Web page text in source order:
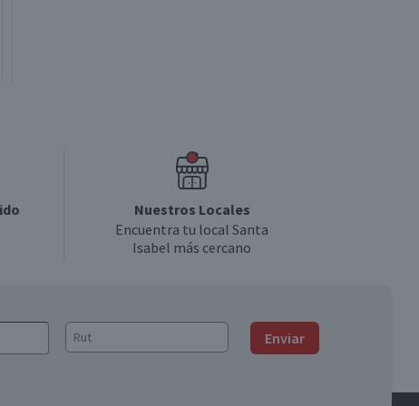
Nuestros Locales
Encuentra tu local Santa
Isabel más cercano
Enviar